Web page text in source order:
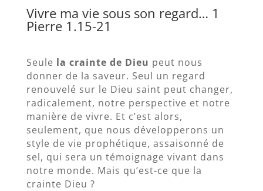
Vivre ma vie sous son regard… 1
Pierre 1.15-21
Seule la crainte de Dieu peut nous
donner de la saveur. Seul un regard
renouvelé sur le Dieu saint peut changer,
radicalement, notre perspective et notre
manière de vivre. Et c’est alors,
seulement, que nous développerons un
style de vie prophétique, assaisonné de
sel, qui sera un témoignage vivant dans
notre monde. Mais qu’est-ce que la
crainte Dieu ?